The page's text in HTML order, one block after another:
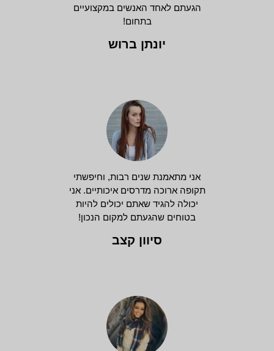
הגעתם לאחד האנשים במקצועיים
בתחום!
יונתן ברוש
אני מתאמנת שנים רבות, וחיפשתי
תקופה ארוכה מדרסים איכותיים. אני
יכולה להגיד שאתם יכולים להיות
בטוחים שהגעתם למקום הנכון!
סיוון קצב